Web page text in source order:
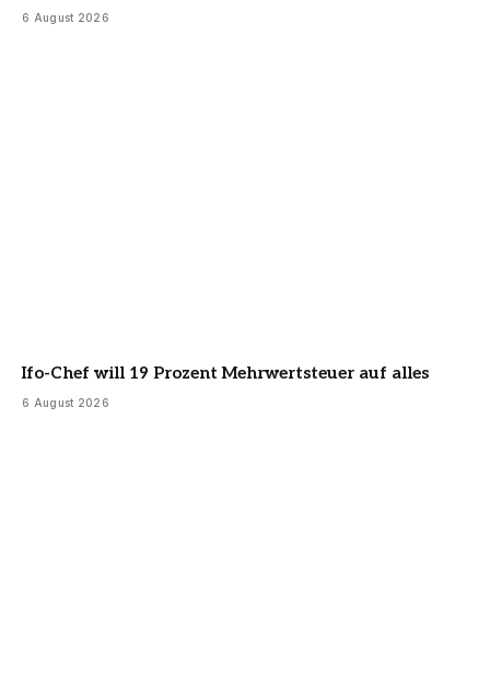
6 August 2026
Ifo-Chef will 19 Prozent Mehrwertsteuer auf alles
6 August 2026